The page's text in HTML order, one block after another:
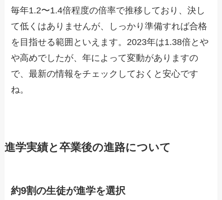
毎年1.2〜1.4倍程度の倍率で推移しており、決し
て低くはありませんが、しっかり準備すれば合格
を目指せる範囲といえます。2023年は1.38倍とや
や高めでしたが、年によって変動がありますの
で、最新の情報をチェックしておくと安心です
ね。
進学実績と卒業後の進路について
約9割の生徒が進学を選択